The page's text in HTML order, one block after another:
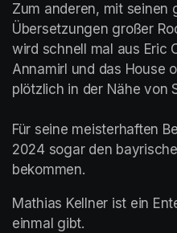
Zum anderen, mit seinen
Übersetzungen großer
wird schnell mal aus Eric
Annamirl und das House
plötzlich in der Nähe von
Für seine meisterhaften
2024 sogar den
bekommen.
Mathias Kellner ist ein
einmal gibt.